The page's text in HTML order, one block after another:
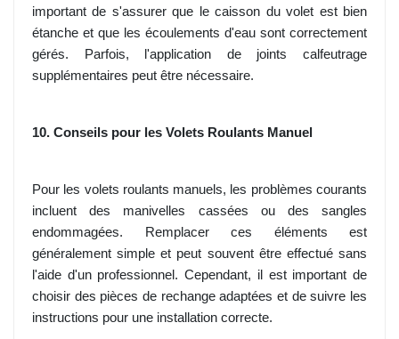
important de s'assurer que le caisson du volet est bien
étanche et que les écoulements d'eau sont correctement
gérés. Parfois, l'application de joints calfeutrage
supplémentaires peut être nécessaire.
10. Conseils pour les Volets Roulants Manuel
Pour les volets roulants manuels, les problèmes courants
incluent des manivelles cassées ou des sangles
endommagées. Remplacer ces éléments est
généralement simple et peut souvent être effectué sans
l'aide d'un professionnel. Cependant, il est important de
choisir des pièces de rechange adaptées et de suivre les
instructions pour une installation correcte.